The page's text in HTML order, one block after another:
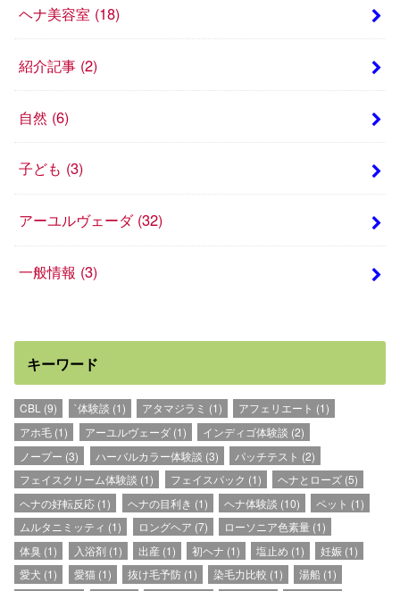
ヘナ美容室 (18)
紹介記事 (2)
自然 (6)
子ども (3)
アーユルヴェーダ (32)
一般情報 (3)
キーワード
CBL (9) `体験談 (1) アタマジラミ (1) アフェリエート (1)
アホ毛 (1) アーユルヴェーダ(1) インディゴ体験談 (2)
ノープー (3) ハーバルカラー体験談 (3) パッチテスト (2)
フェイスクリーム体験談 (1) フェイスパック (1) ヘナとローズ(5)
ヘナの好転反応 (1) ヘナの目利き (1) ヘナ体験談 (10) ペット (1)
ムルタニミッティ (1) ロングヘア (7) ローソニア色素量(1)
体臭 (1) 入浴剤(1) 出産(1) 初ヘナ (1) 塩止め (1) 妊娠 (1)
愛犬 (1) 愛猫(1) 抜け毛予防(1) 染毛力比較 (1) 湯船 (1)